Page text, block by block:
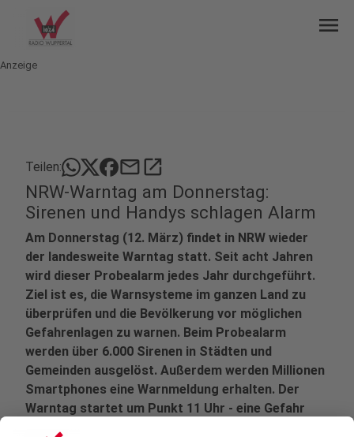
menu
Anzeige
Teilen: mailopen_in_new
NRW-Warntag am Donnerstag:
Sirenen und Handys schlagen Alarm
Am Donnerstag (12. März) findet in NRW wieder
der landesweite Warntag statt. Seit acht Jahren
wird dieser Probealarm jedes Jahr durchgeführt.
Ziel ist es, die Warnsysteme im ganzen Land zu
überprüfen und die Bevölkerung vor möglichen
Gefahrenlagen zu warnen. Beim Probealarm
werden über 6.000 Sirenen in Städten und
Gemeinden ausgelöst. Außerdem werden Millionen
Smartphones eine Warnmeldung erhalten. Der
Warntag startet um Punkt 11 Uhr - eine Gefahr